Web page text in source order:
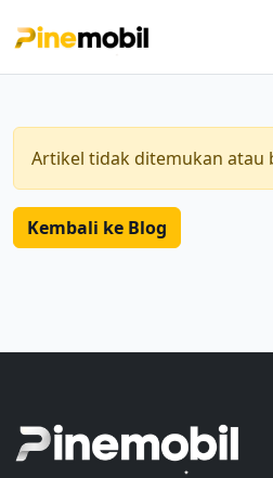
Artikel tidak ditemukan atau
Kembali ke Blog